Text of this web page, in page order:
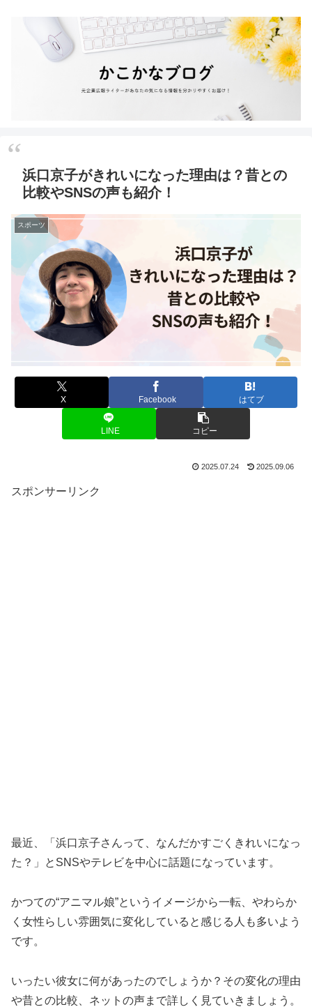
浜口京子がきれいになった理由は？昔との
比較やSNSの声も紹介！
スポーツ
X Facebook はてブ
LINE コピー
2025.07.24 2025.09.06
スポンサーリンク
最近、「浜口京子さんって、なんだかすごくきれいになっ
た？」とSNSやテレビを中心に話題になっています。
かつての“アニマル娘”というイメージから一転、やわらか
く女性らしい雰囲気に変化していると感じる人も多いよう
です。
いったい彼女に何があったのでしょうか？その変化の理由
や昔との比較、ネットの声まで詳しく見ていきましょう。